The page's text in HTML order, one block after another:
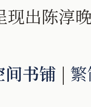
现出陈淳
间书铺 |